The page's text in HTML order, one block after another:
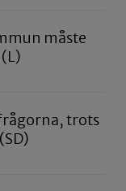
måste
trots